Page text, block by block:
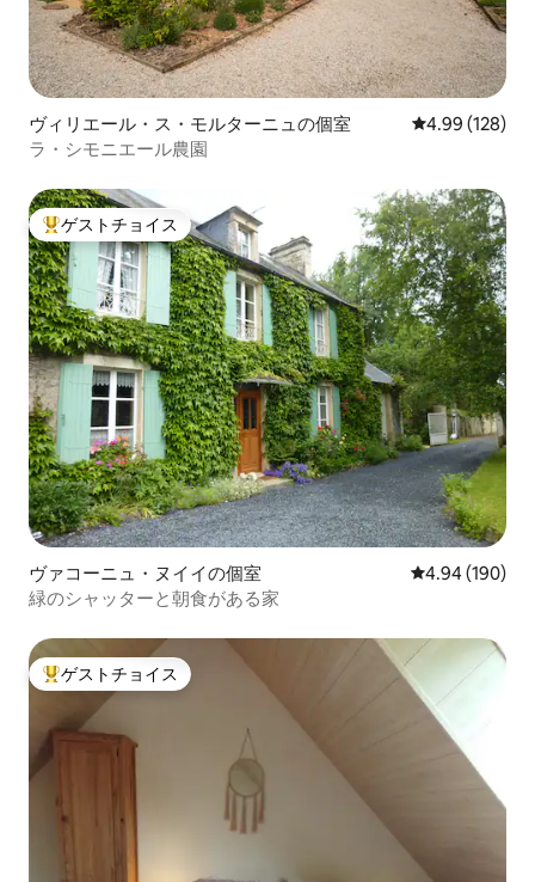
ヴィリエール・ス・モルターニュの個室 レビュー128
4.99 (128)
ラ・シモニエール農園
大好評のゲストチョイスです。
ゲストチョイス
ヴァコーニュ・ヌイイの個室 レビュー190
4.94 (190)
緑のシャッターと朝食がある家
大好評のゲストチョイスです。
ゲストチョイス